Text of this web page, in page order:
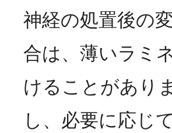
神経の処置後の
合は、薄いラミ
けることがあり
し、必要に応じ